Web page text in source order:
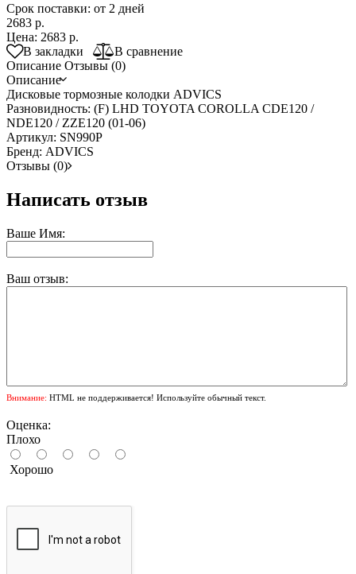
Срок поставки: от 2 дней
2683 р.
Цена: 2683 р.
В закладки
В сравнение
Описание Отзывы (0)
Описание
Дисковые тормозные колодки ADVICS
Разновидность: (F) LHD TOYOTA COROLLA CDE120 /
NDE120 / ZZE120 (01-06)
Артикул: SN990P
Бренд: ADVICS
Отзывы (0)
Написать отзыв
Ваше Имя:
Ваш отзыв:
Внимание: HTML не поддерживается! Используйте обычный текст.
Оценка:
Плохо
Хорошо